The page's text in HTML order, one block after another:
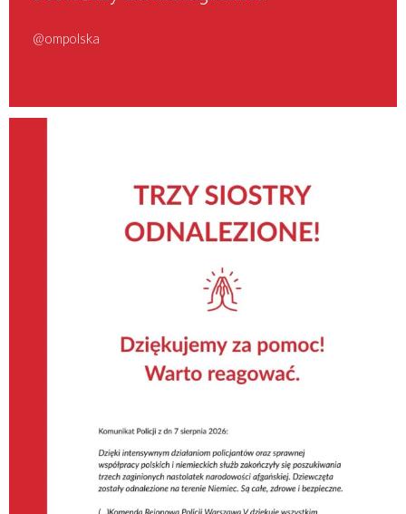
@ompolska